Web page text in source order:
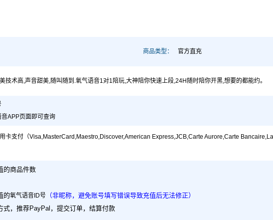
商品类型： 官方直充
技术高,声音甜美,随叫随到.氧气语音1对1陪玩,大神陪你快速上段,24H随时陪你开黑,想要的都能约。
音APP页面即可查询
卡支付（Visa,MasterCard,Maestro,Discover,American Express,JCB,Carte Aurore,Carte
的商品件数
的氧气语音ID号 （非昵称，避免账号填写错误导致充值后无法修正）
式，推荐PayPal，提交订单，结算付款